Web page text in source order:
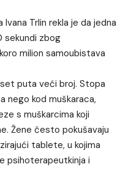
Trlin rekla je da jedna
sekundi zbog
milion samoubistava
puta veći broj. Stopa
nego kod muškaraca,
s muškarcima koji
Žene često pokušavaju
tablete, u kojima
psihoterapeutkinja i